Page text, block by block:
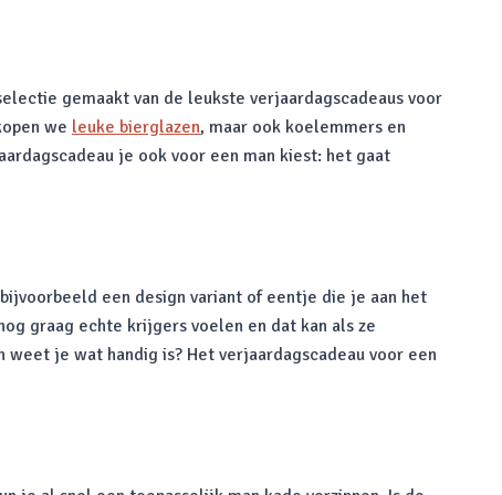
gemaakt van de leukste verjaardagscadeaus voor
we leuke bierglazen, maar ook koelemmers en
je ook voor een man kiest: het gaat
een design variant of eentje die je aan het
graag echte krijgers voelen en dat kan als ze
weet je wat handig is? Het verjaardagscadeau voor een